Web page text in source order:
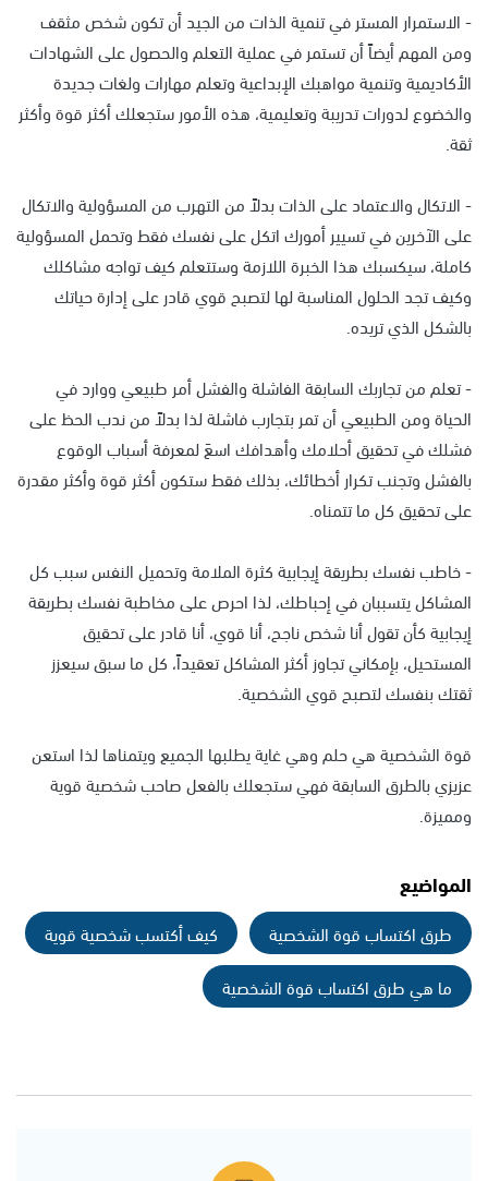
- الاستمرار المستر في تنمية الذات من الجيد أن تكون شخص مثقف
ومن المهم أيضاً أن تستمر في عملية التعلم والحصول على الشهادات
الأكاديمية وتنمية مواهبك الإبداعية وتعلم مهارات ولغات جديدة
والخضوع لدورات تدريبة وتعليمية، هذه الأمور ستجعلك أكثر قوة وأكثر
ثقة.
- الاتكال والاعتماد على الذات بدلاً من التهرب من المسؤولية والاتكال
على الآخرين في تسيير أمورك اتكل على نفسك فقط وتحمل المسؤولية
كاملة، سيكسبك هذا الخبرة اللازمة وستتعلم كيف تواجه مشاكلك
وكيف تجد الحلول المناسبة لها لتصبح قوي قادر على إدارة حياتك
بالشكل الذي تريده.
- تعلم من تجاربك السابقة الفاشلة والفشل أمر طبيعي ووارد في
الحياة ومن الطبيعي أن تمر بتجارب فاشلة لذا بدلاً من ندب الحظ على
فشلك في تحقيق أحلامك وأهدافك اسعَ لمعرفة أسباب الوقوع
بالفشل وتجنب تكرار أخطائك، بذلك فقط ستكون أكثر قوة وأكثر مقدرة
على تحقيق كل ما تتمناه.
- خاطب نفسك بطريقة إيجابية كثرة الملامة وتحميل النفس سبب كل
المشاكل يتسببان في إحباطك، لذا احرص على مخاطبة نفسك بطريقة
إيجابية كأن تقول أنا شخص ناجح، أنا قوي، أنا قادر على تحقيق
المستحيل، بإمكاني تجاوز أكثر المشاكل تعقيداً، كل ما سبق سيعزز
ثقتك بنفسك لتصبح قوي الشخصية.
قوة الشخصية هي حلم وهي غاية يطلبها الجميع ويتمناها لذا استعن
عزيزي بالطرق السابقة فهي ستجعلك بالفعل صاحب شخصية قوية
ومميزة.
المواضيع
طرق اكتساب قوة الشخصية
كيف أكتسب شخصية قوية
ما هي طرق اكتساب قوة الشخصية